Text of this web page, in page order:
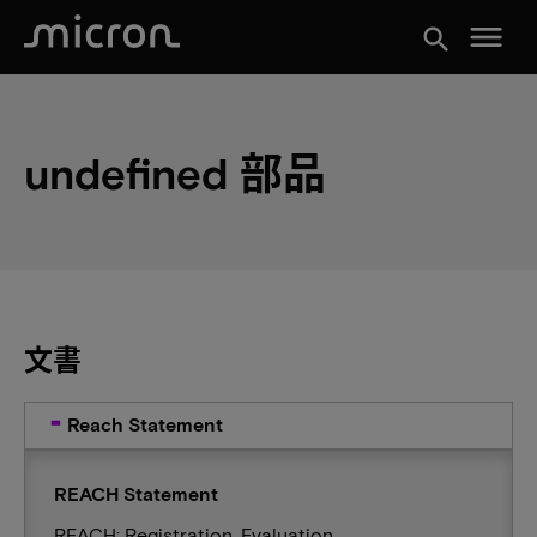
search menu
undefined 部品
文書
Reach Statement
REACH Statement